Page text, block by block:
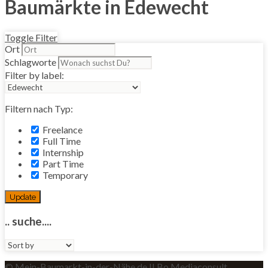
Baumärkte in Edewecht
Toggle Filter
Ort
Schlagworte
Filter by label:
Filtern nach Typ:
Freelance
Full Time
Internship
Part Time
Temporary
Update
.. suche....
Sort